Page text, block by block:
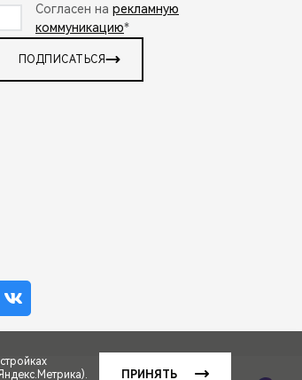
Согласен на рекламную
коммуникацию*
ПОДПИСАТЬСЯ
ПРИНЯТЬ